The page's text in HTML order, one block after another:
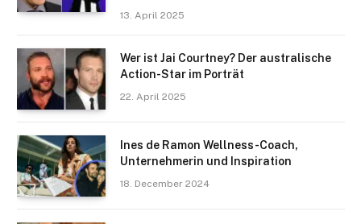
13. April 2025
Wer ist Jai Courtney? Der australische
Action-Star im Porträt
22. April 2025
Ines de Ramon Wellness-Coach,
Unternehmerin und Inspiration
18. December 2024